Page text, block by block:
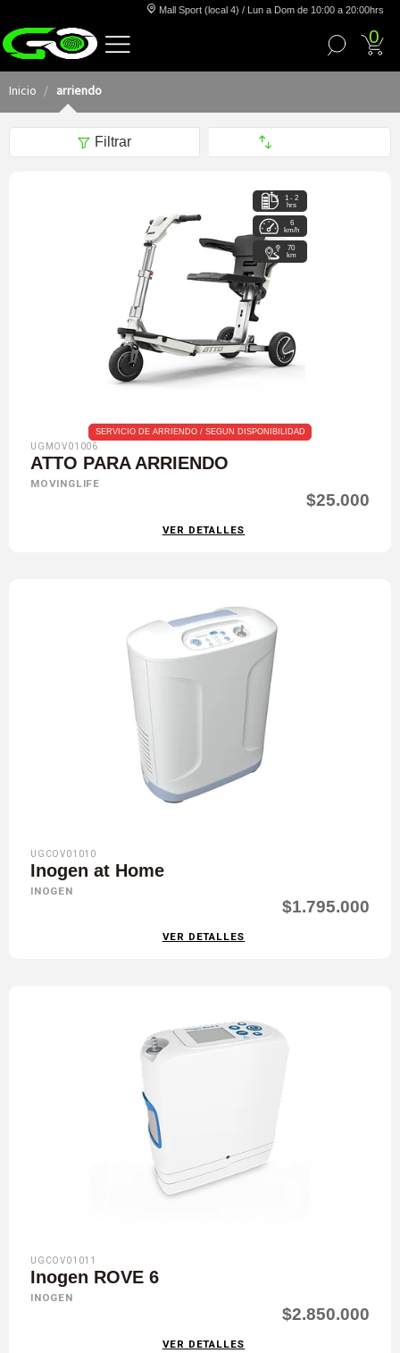
Mall Sport (local 4) / Lun a Dom de 10:00 a 20:00hrs
0
Inicio arriendo
Filtrar
1 - 2
hrs
6
km/h
70
km
SERVICIO DE ARRIENDO / SEGUN DISPONIBILIDAD
UGMOV01006
ATTO PARA ARRIENDO
MOVINGLIFE
$25.000
VER DETALLES
UGCOV01010
Inogen at Home
INOGEN
$1.795.000
VER DETALLES
UGCOV01011
Inogen ROVE 6
INOGEN
$2.850.000
VER DETALLES